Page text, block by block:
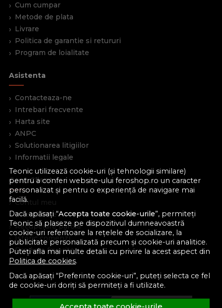
Teonic utilizează cookie-uri (și tehnologii similare)
pentru a conferi website-ului feroshop.ro un caracter
personalizat și pentru o experiență de navigare mai
facilă.
Dacă apăsați “Accepta toate cookie-urile”, permiteți
Teonic să plaseze pe dispozitivul dumneavoastră
cookie-uri referitoare la rețelele de socializare, la
publicitate personalizată precum și cookie-uri analitice.
Puteți afla mai multe detalii cu privire la acest aspect din
Politica de cookies.
Dacă apăsați “Preferinte cookie-uri”, puteți selecta ce fel
de cookie-uri doriți să permiteți a fi utilizate.
Cum cumpar
Metode de plata
Livrare
Politica de garantie si retururi
Program de loialitate
Asistenta
Contacteaza-ne
Intrebari frecvente
Harta site
ANPC
Solutionarea litigiilor
Informatii legale
Cont Client
Contul meu
Inregistrare
Recuperare parola
Istoric comenzi
Produse favorite
Devino partener